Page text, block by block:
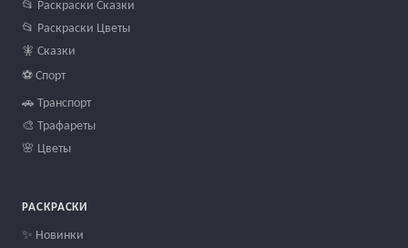
📂 Раскраски Сказки
📂 Раскраски Цветы
🧚 Сказки
⚽ Спорт
🚗 Транспорт
🎨 Трафареты
🌸 Цветы
РАСКРАСКИ
✨ Новинки